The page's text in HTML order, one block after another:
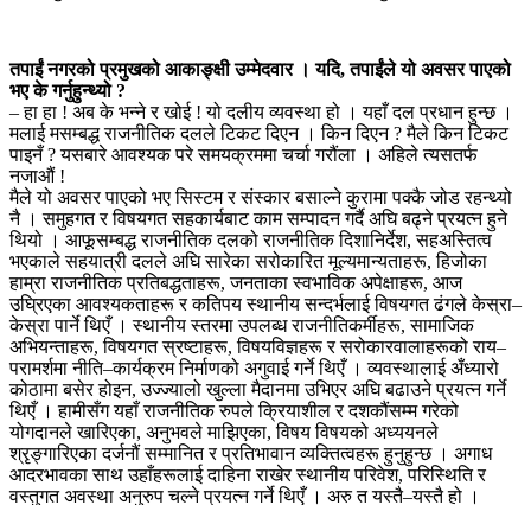
तपाईं नगरको प्रमुखको आकाङ्क्षी उम्मेदवार । यदि, तपाईंले यो अवसर पाएको
भए के गर्नुहुन्थ्यो ?
– हा हा ! अब के भन्ने र खोई ! यो दलीय व्यवस्था हो । यहाँ दल प्रधान हुन्छ ।
मलाई मसम्बद्ध राजनीतिक दलले टिकट दिएन । किन दिएन ? मैले किन टिकट
पाइनँ ? यसबारे आवश्यक परे समयक्रममा चर्चा गरौंला । अहिले त्यसतर्फ
नजाऔं !
मैले यो अवसर पाएको भए सिस्टम र संस्कार बसाल्ने कुरामा पक्कै जोड रहन्थ्यो
नै । समुहगत र विषयगत सहकार्यबाट काम सम्पादन गर्दै अघि बढ्ने प्रयत्न हुने
थियो । आफूसम्बद्ध राजनीतिक दलको राजनीतिक दिशानिर्देश, सहअस्तित्व
भएकाले सहयात्री दलले अघि सारेका सरोकारित मूल्यमान्यताहरू, हिजोका
हाम्रा राजनीतिक प्रतिबद्धताहरू, जनताका स्वभाविक अपेक्षाहरू, आज
उघ्रिएका आवश्यकताहरू र कतिपय स्थानीय सन्दर्भलाई विषयगत ढंगले केस्रा–
केस्रा पार्ने थिएँ । स्थानीय स्तरमा उपलब्ध राजनीतिकर्मीहरू, सामाजिक
अभियन्ताहरू, विषयगत स्रष्टाहरू, विषयविज्ञहरू र सरोकारवालाहरूको राय–
परामर्शमा नीति–कार्यक्रम निर्माणको अगुवाई गर्ने थिएँ । व्यवस्थालाई अँध्यारो
कोठामा बसेर होइन, उज्ज्यालो खुल्ला मैदानमा उभिएर अघि बढाउने प्रयत्न गर्ने
थिएँ । हामीसँग यहाँ राजनीतिक रुपले क्रियाशील र दशकौंसम्म गरेको
योगदानले खारिएका, अनुभवले माझिएका, विषय विषयको अध्ययनले
श्रृङ्गारिएका दर्जनौं सम्मानित र प्रतिभावान व्यक्तित्वहरू हुनुहुन्छ । अगाध
आदरभावका साथ उहाँहरूलाई दाहिना राखेर स्थानीय परिवेश, परिस्थिति र
वस्तुगत अवस्था अनुरुप चल्ने प्रयत्न गर्ने थिएँ । अरु त यस्तै–यस्तै हो ।